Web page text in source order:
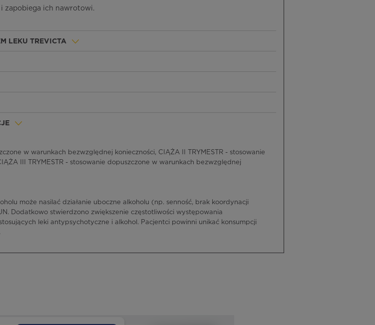
i zapobiega ich nawrotowi.
LEKU TREVICTA
w warunkach bezwzględnej konieczności, CIĄŻA II TRYMESTR - stosowanie
III TRYMESTR - stosowanie dopuszczone w warunkach bezwzględnej
może nasilać działanie uboczne alkoholu (np. senność, brak koordynacji
Dodatkowo stwierdzono zwiększenie częstotliwości występowania
leki antypsychotyczne i alkohol. Pacjentci powinni unikać konsumpcji